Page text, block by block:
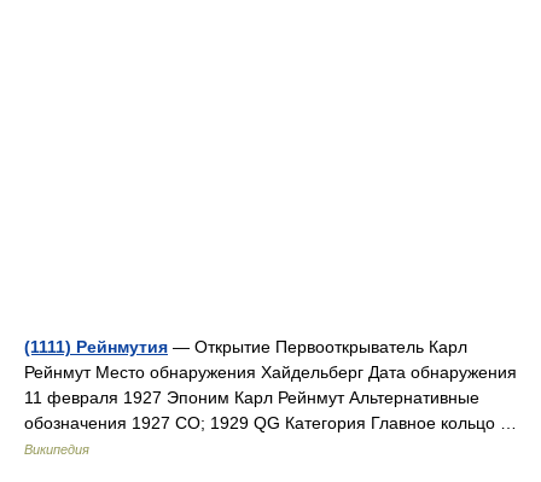
(1111) Рейнмутия — Открытие Первооткрыватель Карл
Рейнмут Место обнаружения Хайдельберг Дата обнаружения
11 февраля 1927 Эпоним Карл Рейнмут Альтернативные
обозначения 1927 CO; 1929 QG Категория Главное кольцо …
Википедия